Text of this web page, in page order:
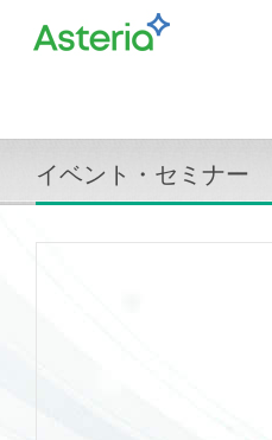
イベント・セミナー